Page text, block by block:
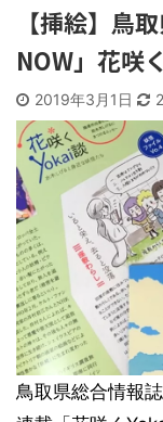
【挿絵】鳥
NOW」花咲
2019年3月1日
鳥取県総合情報